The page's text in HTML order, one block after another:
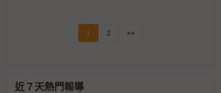
1 2 >>
近７天熱門報導